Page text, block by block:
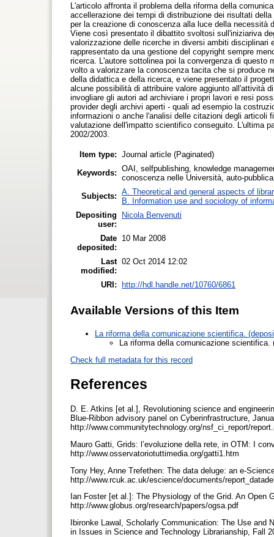
L'articolo affronta il problema della riforma della
accellerazione dei tempi di distribuzione dei risultati
per la creazione di conoscenza alla luce della
Viene così presentato il dibattito svoltosi sull'iniziariva
valorizzazione delle ricerche in diversi ambiti
rappresentato da una gestione del copyright sempre
ricerca. L'autore sottolinea poi la convergenza di questo
volto a valorizzare la conoscenza tacita che si produce
della didattica e della ricerca, e viene presentato il
alcune possibilità di attribuire valore aggiunto all'attività
invogliare gli autori ad archiviare i propri lavori e resi
provider degli archivi aperti - quali ad esempio la
informazioni o anche l'analisi delle citazioni degli articoli
valutazione dell'impatto scientifico conseguito. L'ultima
2002/2003.
Item type: Journal article (Paginated)
Keywords: OAI, selfpublishing, knowledge
conoscenza nelle Università, auto-
Subjects: A. Theoretical and general aspects of
B. Information use and sociology of
Depositing
user:
Nicola Benvenuti
Date
deposited:
10 Mar 2008
Last
modified:
02 Oct 2014 12:02
URI: http://hdl.handle.net/10760/6861
Available Versions of this Item
La riforma della comunicazione scientifica.
La riforma della comunicazione scientifica.
Check full metadata for this record
References
D. E. Atkins [et al.], Revolutioning science and
Blue-Ribbon advisory panel on Cyberinfrastructure,
http://www.communitytechnology.org/nsf_ci_report/
Mauro Gatti, Grids: l’evoluzione della rete, in OTM: I
http://www.osservatoriotuttimedia.org/gatti1.htm
Tony Hey, Anne Trefethen: The data deluge: an e-
http://www.rcuk.ac.uk/escience/documents/
Ian Foster [et al.]: The Physiology of the Grid. An
http://www.globus.org/research/papers/ogsa.pdf
Ibironke Lawal, Scholarly Communication: The Use
in Issues in Science and Technology Librarianship, Fall